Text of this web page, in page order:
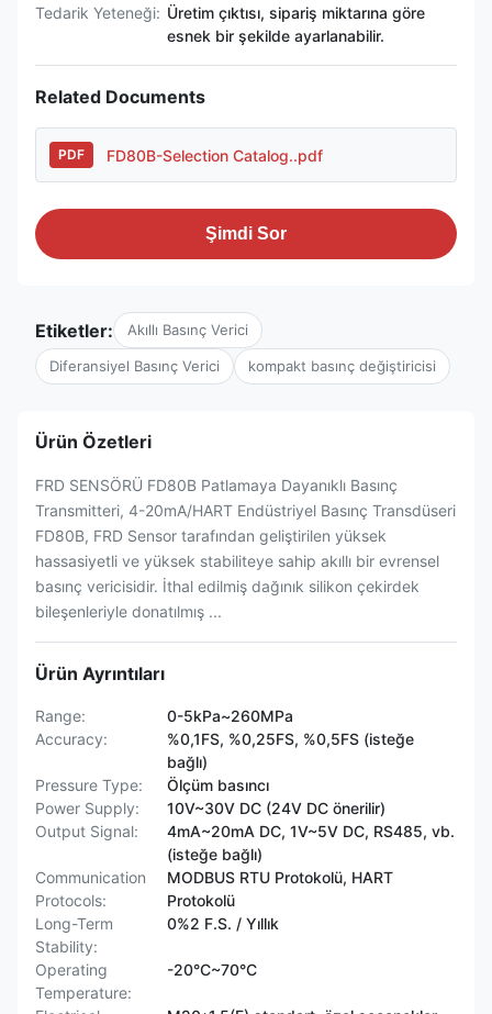
Tedarik Yeteneği: Üretim çıktısı, sipariş miktarına göre
esnek bir şekilde ayarlanabilir.
Related Documents
PDF FD80B-Selection Catalog..pdf
Şimdi Sor
Etiketler: Akıllı Basınç Verici
Diferansiyel Basınç Verici kompakt basınç değiştiricisi
Ürün Özetleri
FRD SENSÖRÜ FD80B Patlamaya Dayanıklı Basınç
Transmitteri, 4-20mA/HART Endüstriyel Basınç Transdüseri
FD80B, FRD Sensor tarafından geliştirilen yüksek
hassasiyetli ve yüksek stabiliteye sahip akıllı bir evrensel
basınç vericisidir. İthal edilmiş dağınık silikon çekirdek
bileşenleriyle donatılmış ...
Ürün Ayrıntıları
Range:
0-5kPa~260MPa
Accuracy:
%0,1FS, %0,25FS, %0,5FS (isteğe
bağlı)
Pressure Type:
Ölçüm basıncı
Power Supply:
10V~30V DC (24V DC önerilir)
Output Signal:
4mA~20mA DC, 1V~5V DC, RS485, vb.
(isteğe bağlı)
Communication
Protocols:
MODBUS RTU Protokolü, HART
Protokolü
Long-Term
Stability:
0%2 F.S. / Yıllık
Operating
Temperature:
-20°C~70°C